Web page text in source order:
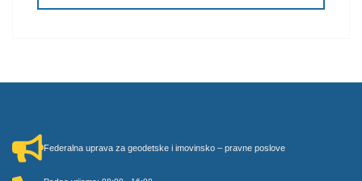
Federalna uprava za geodetske i imovinsko – pravne poslove